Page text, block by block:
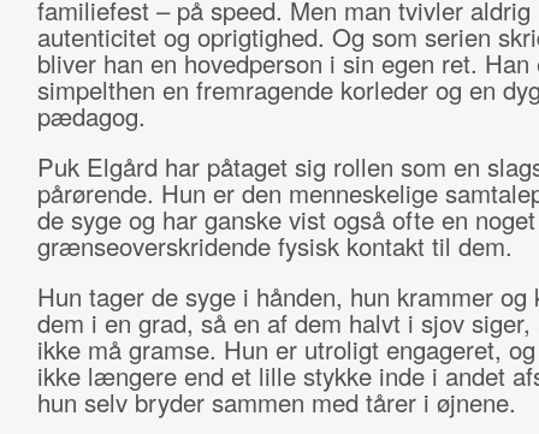
familiefest – på speed. Men man tvivler aldrig
autenticitet og oprigtighed. Og som serien
bliver han en hovedperson i sin egen ret. Han
simpelthen en fremragende korleder og en
pædagog.
Puk Elgård har påtaget sig rollen som en
pårørende. Hun er den menneskelige
de syge og har ganske vist også ofte en
grænseoverskridende fysisk kontakt til dem.
Hun tager de syge i hånden, hun krammer og
dem i en grad, så en af dem halvt i sjov siger,
ikke må gramse. Hun er utroligt engageret,
ikke længere end et lille stykke inde i andet
hun selv bryder sammen med tårer i øjnene.